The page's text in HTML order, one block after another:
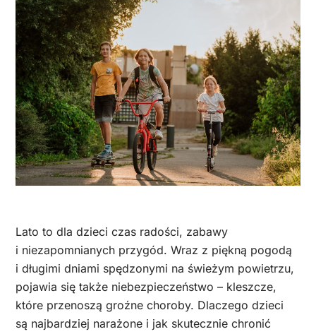
Lato to dla dzieci czas radości, zabawy
i niezapomnianych przygód. Wraz z piękną pogodą
i długimi dniami spędzonymi na świeżym powietrzu,
pojawia się także niebezpieczeństwo – kleszcze,
które przenoszą groźne choroby. Dlaczego dzieci
są najbardziej narażone i jak skutecznie chronić